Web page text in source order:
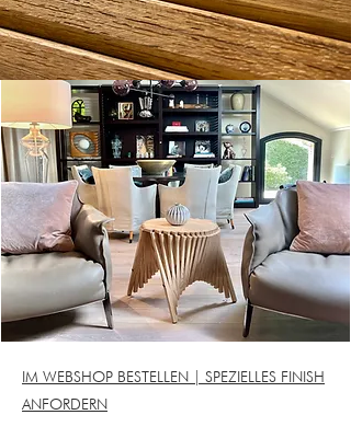
IM WEBSHOP BESTELLEN | SPEZIELLES FINISH
ANFORDERN